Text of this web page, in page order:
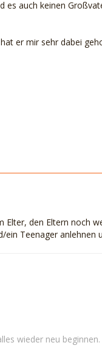
es auch keinen
er mir sehr dabei
Elter, den Eltern noch
Teenager anlehnen
wieder neu